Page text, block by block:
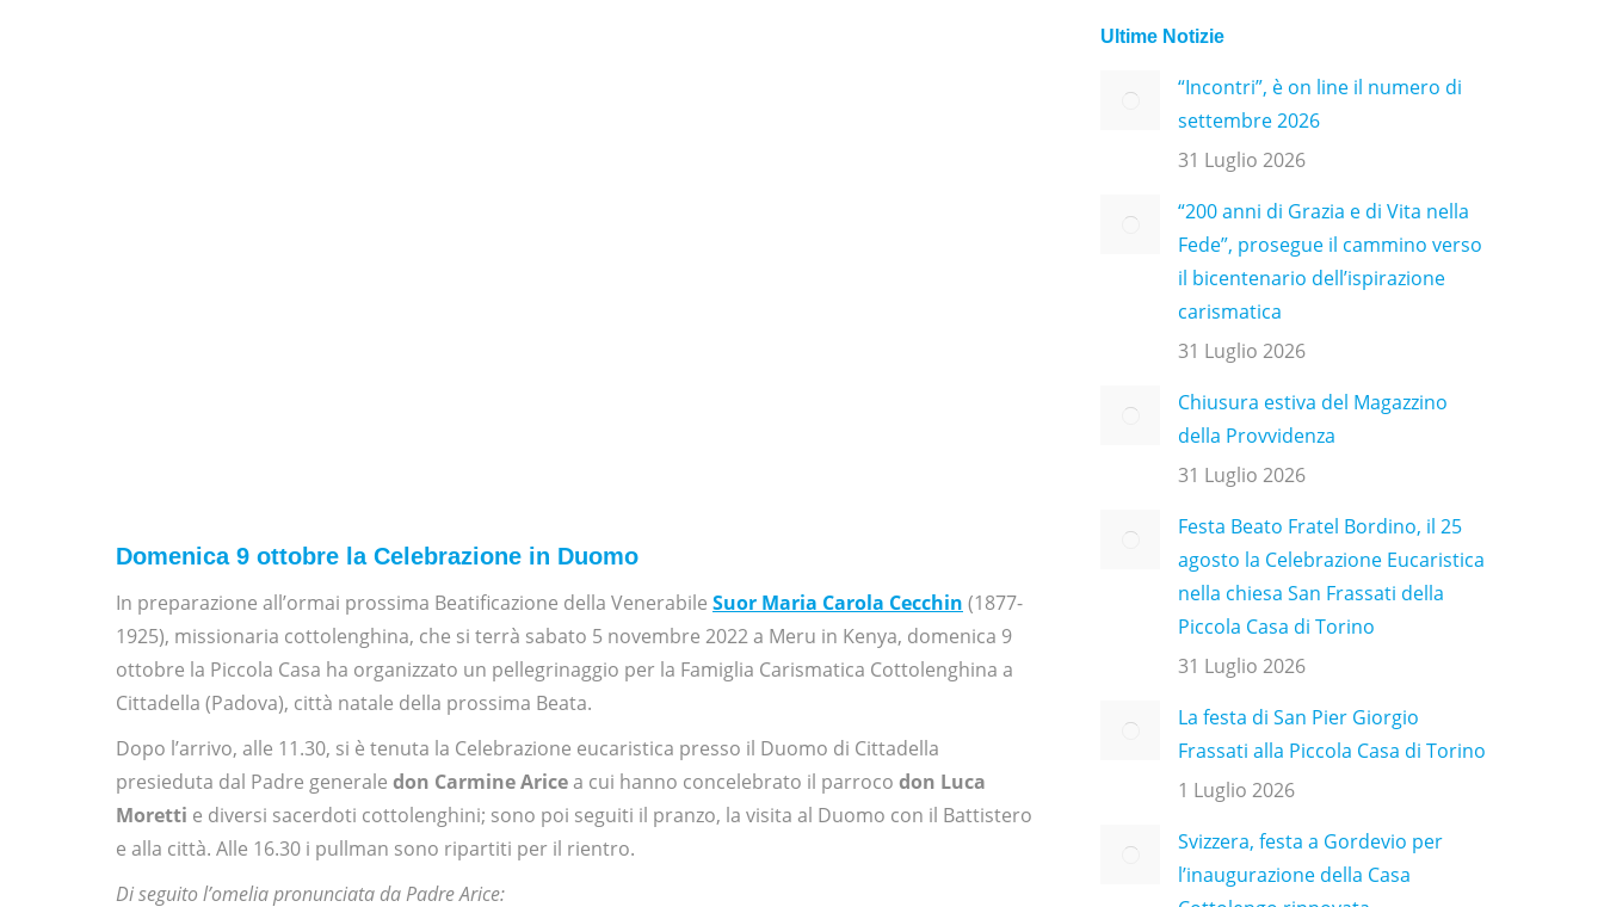
Domenica 9 ottobre la Celebrazione in Duomo
In preparazione all’ormai prossima Beatificazione della Venerabile Suor Maria Carola Cecchin (1877-
1925), missionaria cottolenghina, che si terrà sabato 5 novembre 2022 a Meru in Kenya, domenica 9
ottobre la Piccola Casa ha organizzato un pellegrinaggio per la Famiglia Carismatica Cottolenghina a
Cittadella (Padova), città natale della prossima Beata.
Dopo l’arrivo, alle 11.30, si è tenuta la Celebrazione eucaristica presso il Duomo di Cittadella
presieduta dal Padre generale don Carmine Aricea cui hanno concelebrato il parroco don Luca
Moretti e diversi sacerdoti cottolenghini; sono poi seguiti il pranzo, la visita al Duomo con il Battistero
e alla città. Alle 16.30 i pullman sono ripartiti per il rientro.
Di seguito l’omelia pronunciata da Padre Arice:
Ultime Notizie
“Incontri”, è on line il numero di
settembre 2026
31 Luglio 2026
“200 anni di Grazia e di Vita nella
Fede”, prosegue il cammino verso
il bicentenario dell’ispirazione
carismatica
31 Luglio 2026
Chiusura estiva del Magazzino
della Provvidenza
31 Luglio 2026
Festa Beato Fratel Bordino, il 25
agosto la Celebrazione Eucaristica
nella chiesa San Frassati della
Piccola Casa di Torino
31 Luglio 2026
La festa di San Pier Giorgio
Frassati alla Piccola Casa di Torino
1 Luglio 2026
Svizzera, festa a Gordevio per
l’inaugurazione della Casa